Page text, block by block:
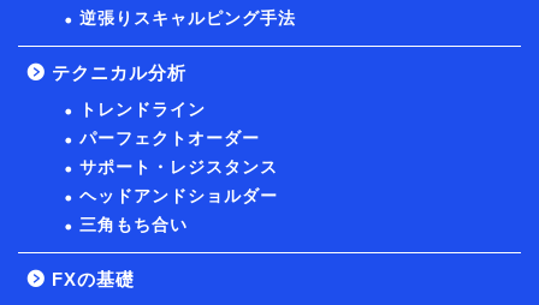
逆張りスキャルピング手法
テクニカル分析
トレンドライン
パーフェクトオーダー
サポート・レジスタンス
ヘッドアンドショルダー
三角もち合い
FXの基礎